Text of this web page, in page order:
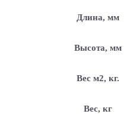
Длина, мм
Высота, мм
Вес м2, кг.
Вес, кг